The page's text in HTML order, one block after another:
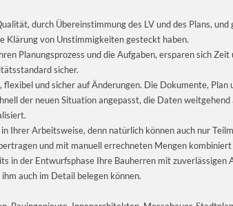
durch Übereinstimmung des LV und des Plans, und
Klärung von Unstimmigkeiten gesteckt haben.
Planungsprozess und die Aufgaben, ersparen sich Zeit
sicher.
flexibel und sicher auf Änderungen. Die Dokumente, Plan
der neuen Situation angepasst, die Daten
in Ihrer Arbeitsweise, denn natürlich können auch nur
und mit manuell errechneten Mengen kombiniert
in der Entwurfsphase Ihre Bauherren mit zuverlässigen
auch im Detail belegen können.